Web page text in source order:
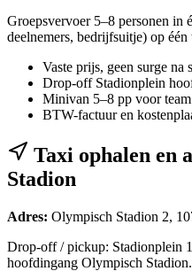
Groepsvervoer 5–8 personen in
deelnemers, bedrijfsuitje) op
Vaste prijs, geen surge na
Drop-off Stadionplein
Minivan 5–8 pp voor
BTW-factuur en
Taxi ophalen en
Stadion
Adres: Olympisch Stadion 2,
Drop-off / pickup: Stadionplein
hoofdingang Olympisch Stadion.